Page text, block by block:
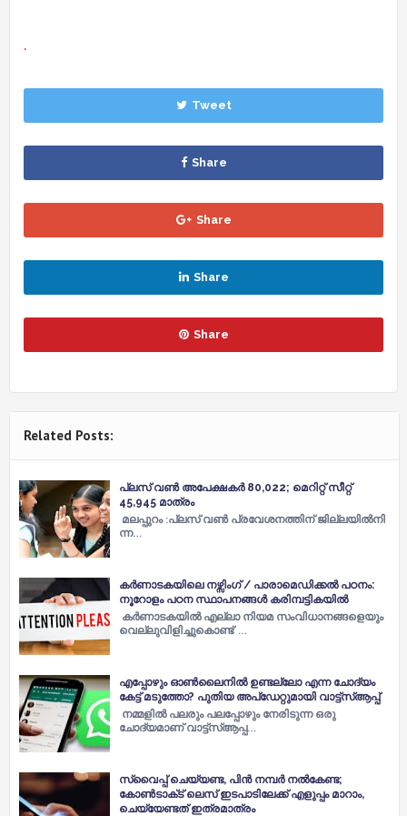
.
Tweet
Share
Share
Share
Share
Related Posts:
പ്ലസ്​ വണ്‍ അപേക്ഷകര്‍ 80,022; മെറിറ്റ്​ സീറ്റ്​
45,945 മാത്രം
മലപ്പുറം :പ്ല​സ്​ വ​ണ്‍ പ്ര​വേ​ശ​ന​ത്തി​ന്​ ജി​ല്ല​യി​ല്‍​നി​
ന്ന…
കർണാടകയിലെ നഴ്സിംഗ് / പാരാമെഡിക്കൽ പഠനം:
നൂറോളം പഠന സ്ഥാപനങ്ങൾ കരിമ്പട്ടികയിൽ
കർണാടകയിൽ എല്ലാ നിയമ സംവിധാനങ്ങളെയും
വെല്ലുവിളിച്ചുകൊണ്ട് …
എപ്പോഴും ഓണ്‍ലൈനില്‍ ഉണ്ടല്ലോ എന്ന ചോദ്യം
കേട്ട് മടുത്തോ? പുതിയ അപ്‌ഡേറ്റുമായി വാട്ട്‌സ്‌ആപ്പ്
നമ്മളില്‍ പലരും പലപ്പോഴും നേരിടുന്ന ഒരു
ചോദ്യമാണ് വാട്ട്‌സ്‌ആപ്പ…
സ്വൈപ്പ് ചെയ്യണ്ട, പിന്‍ നമ്പർ നല്‍കേണ്ട;
കോണ്‍ടാക്‌ട് ലെസ് ഇടപാടിലേക്ക് എളുപ്പം മാറാം,
ചെയ്യേണ്ടത് ഇത്രമാത്രം